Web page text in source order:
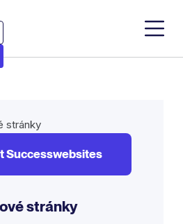
Successwebsites
stránky